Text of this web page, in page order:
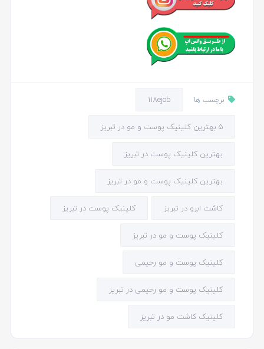
برچسب ها 118ejob
5 بهترین کلینیک پوست و مو در تبریز
بهترین کلینیک پوست در تبریز
بهترین کلینیک پوست و مو در تبریز
کاشت ابرو در تبریز کلینیک پوست در تبریز
کلینیک پوست و مو در تبریز
کلینیک پوست و مو رحیمی
کلینیک پوست و مو رحیمی در تبریز
کلینیک کاشت مو در تبریز